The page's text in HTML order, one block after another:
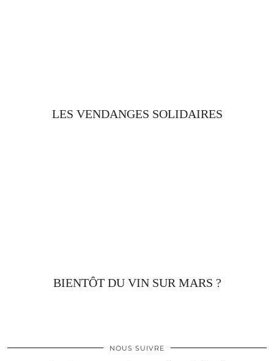
LES VENDANGES SOLIDAIRES
BIENTÔT DU VIN SUR MARS ?
NOUS SUIVRE